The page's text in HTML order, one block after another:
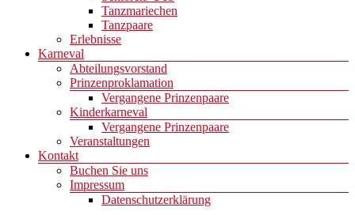
Tanzmariechen
Tanzpaare
Erlebnisse
Karneval
Abteilungsvorstand
Prinzenproklamation
Vergangene Prinzenpaare
Kinderkarneval
Vergangene Prinzenpaare
Veranstaltungen
Kontakt
Buchen Sie uns
Impressum
Datenschutzerklärung